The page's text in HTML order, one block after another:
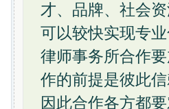
才、品牌、社会
可以较快实现专
律师事务所合作
作的前提是彼此
因此合作各方都